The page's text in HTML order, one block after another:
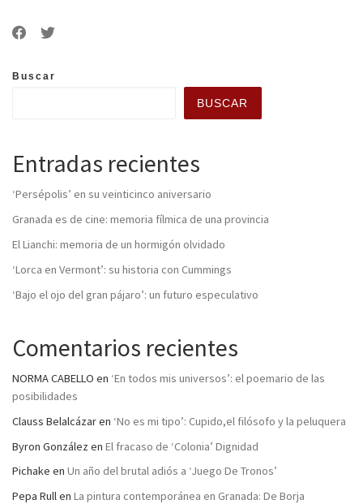
Buscar
BUSCAR
Entradas recientes
‘Persépolis’ en su veinticinco aniversario
Granada es de cine: memoria fílmica de una provincia
El Lianchi: memoria de un hormigón olvidado
‘Lorca en Vermont’: su historia con Cummings
‘Bajo el ojo del gran pájaro’: un futuro especulativo
Comentarios recientes
NORMA CABELLO en ‘En todos mis universos’: el poemario de las
posibilidades
Clauss Belalcázaren ‘No es mi tipo’: Cupido,el filósofo y la peluquera
Byron González en El fracaso de ‘Colonia’ Dignidad
Pichake en Un año del brutal adiós a ‘Juego De Tronos’
Pepa Rullen La pintura contemporánea en Granada: De Borja